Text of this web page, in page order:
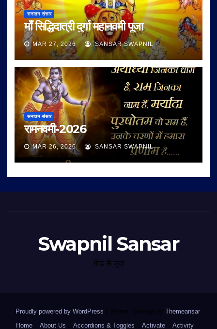
सनातन संसार
माँ सिद्धिदात्री दुर्गा महानवमी पूजा
MAR 27, 2026 SANSAR SWAPNIL
सनातन संसार
रामनवमी-2026
MAR 26, 2026 SANSAR SWAPNIL
Swapnil Sansar
भीड़ से जुदा
Proudly powered by WordPress Theme: Newsup by Themeansar.
Home
About Us Accordions & Toggles Activate
Activity